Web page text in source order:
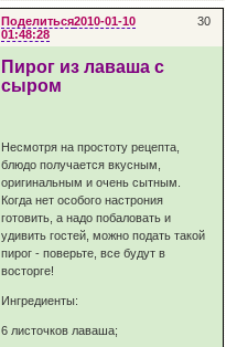
Поделиться 30
2010-01-10
01:48:28
Пирог из лаваша с
сыром
Несмотря на простоту рецепта,
блюдо получается вкусным,
оригинальным и очень сытным.
Когда нет особого настрония
готовить, а надо побаловать и
удивить гостей, можно подать такой
пирог - поверьте, все будут в
восторге!
Ингредиенты:
6 листочков лаваша;